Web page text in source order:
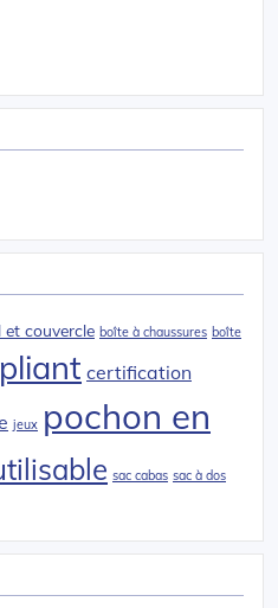
couvercle boîte à chaussures boîte
certification
jeux pochon en
sac cabas sac à dos